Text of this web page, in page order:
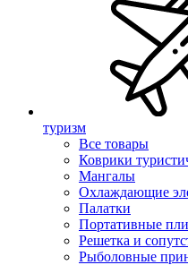
туризм
Все товары
Коврики
Мангалы
Охлаждающие
Палатки
Портативные
Решетка и
Рыболовные